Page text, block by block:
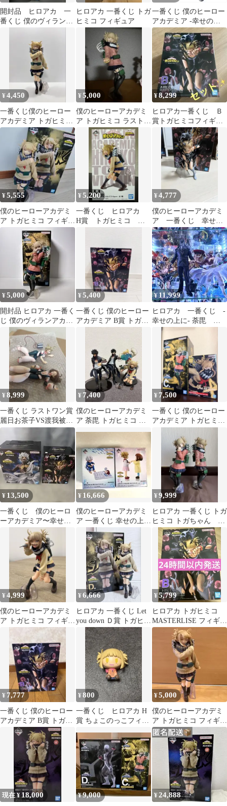
開封品 ヒロアカ 一
番くじ 僕のヴィランア
ヒロアカ 一番くじ トガ
ヒミコ フィギュア
一番くじ 僕のヒーロー
アカデミア -幸せの上
に- B賞 トガヒミコ
¥4,450
一番くじ僕のヒーロー
アカデミア トガヒミコ
フィギュア
¥5,000
僕のヒーローアカデミ
ア トガヒミコ ラストワ
¥8,299
ヒロアカ一番くじ Ｂ
賞トガヒミコフィギュ
ア Ｈ賞8種コンプリ
ート Ｉ賞 セット
¥5,555
僕のヒーローアカデミ
ア トガヒミコ フィギュ
ア 一番くじ
¥5,200
一番くじ ヒロアカ
H賞 トガヒミコ フ
¥4,777
僕のヒーローアカデミ
ア 一番くじ 幸せの
上に B賞 トガヒミ
コ フィギュア
¥5,000
開封品 ヒロアカ 一番く
じ 僕のヴィランアカデ
ミア トガヒミコ フィギ
ュア C賞
¥5,400
一番くじ 僕のヒーロー
アカデミア B賞 トガヒ
¥ 11,999
ヒロアカ 一番くじ -
幸せの上に- 荼毘 ト
ガヒミコ オールフォ
ーワン 3セット
¥8,999
一番くじ ラストワン賞
麗日お茶子VS渡我被身
子 トガヒミコ 6601
¥ 7,400
僕のヒーローアカデミ
ア 荼毘 トガヒミコ フ
ィギュアセット
¥ 7,500
一番くじ 僕のヒーロー
アカデミア トガヒミコ
ト 未使用
¥ 13,500
一番くじ 僕のヒーロ
ーアカデミア〜幸せの
上に〜 荼毘&トガヒミ
¥ 16,666
僕のヒーローアカデミ
ア 一番くじ 幸せの上に
E賞 F 賞 フィギュア
¥9,999
ヒロアカ 一番くじ トガ
ヒミコ トガちゃん
MASTERLISE フィギュ
¥4,999
僕のヒーローアカデミ
ア トガヒミコ フィギュ
ア 一番くじ
¥6,666
ヒロアカ 一番くじ Let
you down Ｄ賞 トガヒミ
¥5,799
ヒロアカ トガヒミコ
MASTERLISE フィギュ
ア一番くじ
¥ 7,777
一番くじ 僕のヒーロー
アカデミア B賞 トガヒ
ミコ フィギュア
¥800
一番くじ ヒロアカ H
賞 ちょこのっこフィギ
¥5,000
僕のヒーローアカデミ
ア トガヒミコ フィギュ
ア 1番くじ
現在 ¥18,000 ¥9,000 ¥24,888